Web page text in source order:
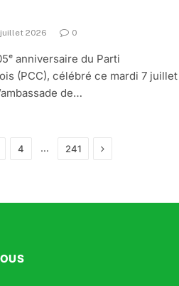
2026 0
anniversaire du Parti
(PCC), célébré ce mardi 7 juillet
de…
4 … 241 Next